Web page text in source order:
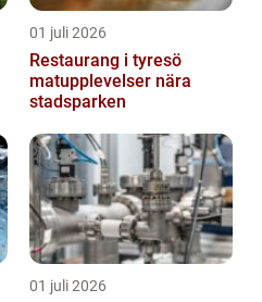
01 juli 2026
Restaurang i tyresö
matupplevelser nära
stadsparken
01 juli 2026